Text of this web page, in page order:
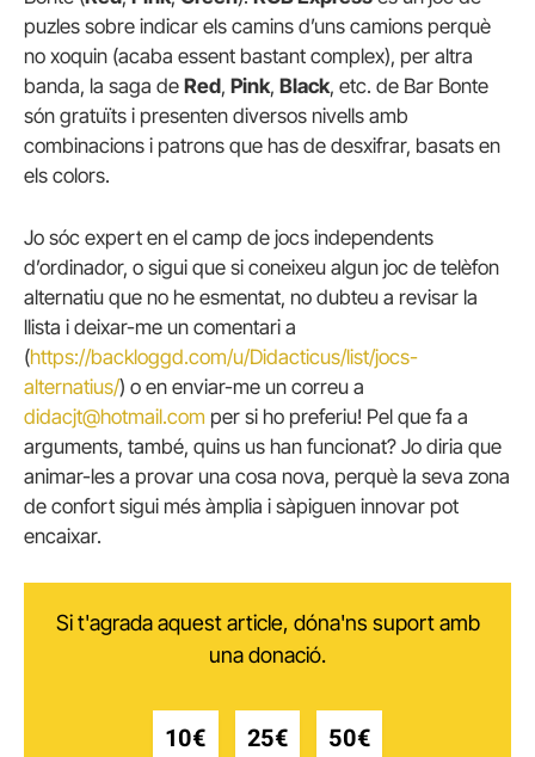
puzles sobre indicar els camins d’uns camions perquè
no xoquin (acaba essent bastant complex), per altra
banda, la saga de Red, Pink, Black, etc. de Bar Bonte
són gratuïts i presenten diversos nivells amb
combinacions i patrons que has de desxifrar, basats en
els colors.
Jo sóc expert en el camp de jocs independents
d’ordinador, o sigui que si coneixeu algun joc de telèfon
alternatiu que no he esmentat, no dubteu a revisar la
llista i deixar-me un comentari a
(https://backloggd.com/u/Didacticus/list/jocs-
alternatius/) o en enviar-me un correu a
didacjt@hotmail.com per si ho preferiu! Pel que fa a
arguments, també, quins us han funcionat? Jo diria que
animar-les a provar una cosa nova, perquè la seva zona
de confort sigui més àmplia i sàpiguen innovar pot
encaixar.
Si t'agrada aquest article, dóna'ns suport amb
una donació.
10€ 25€ 50€